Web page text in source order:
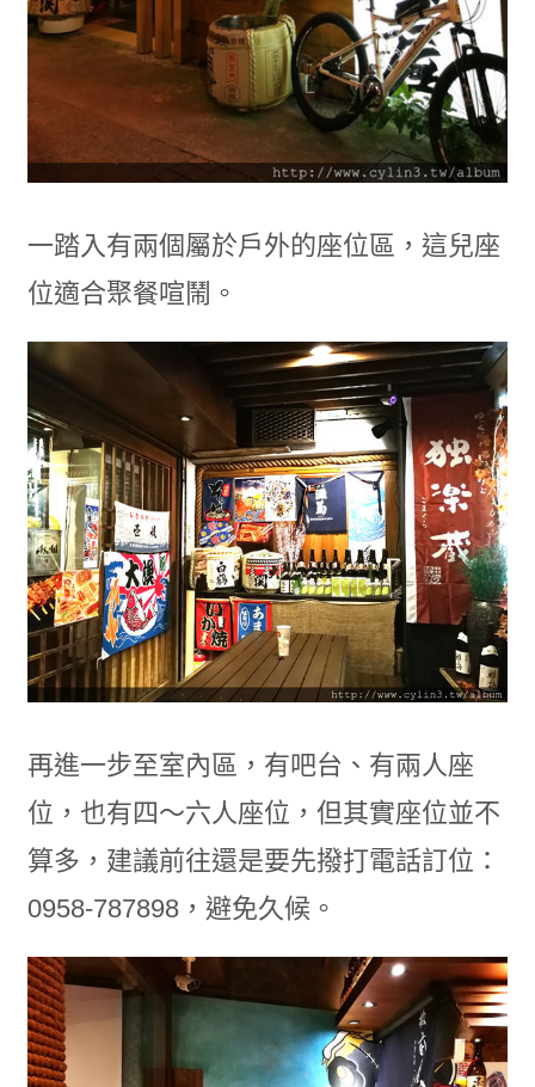
一踏入有兩個屬於戶外的座位區，這兒座
位適合聚餐喧鬧。
再進一步至室內區，有吧台、有兩人座
位，也有四～六人座位，但其實座位並不
算多，建議前往還是要先撥打電話訂位：
0958-787898，避免久候。